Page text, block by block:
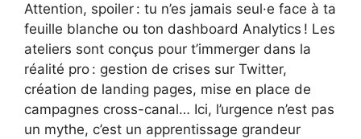
Attention, spoiler : tu n’es jamais seul·e face à ta
feuille blanche ou ton dashboard Analytics ! Les
ateliers sont conçus pour t’immerger dans la
réalité pro : gestion de crises sur Twitter,
création de landing pages, mise en place de
campagnes cross-canal… Ici, l’urgence n’est pas
un mythe, c’est un apprentissage grandeur